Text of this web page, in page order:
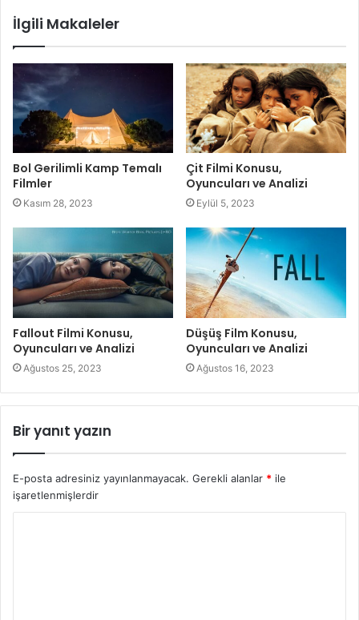
İlgili Makaleler
Bol Gerilimli Kamp Temalı
Filmler
Kasım 28, 2023
Çit Filmi Konusu,
Oyuncuları ve Analizi
Eylül 5, 2023
Fallout Filmi Konusu,
Oyuncuları ve Analizi
Ağustos 25, 2023
Düşüş Film Konusu,
Oyuncuları ve Analizi
Ağustos 16, 2023
Bir yanıt yazın
E-posta adresiniz yayınlanmayacak. Gerekli alanlar * ile
işaretlenmişlerdir